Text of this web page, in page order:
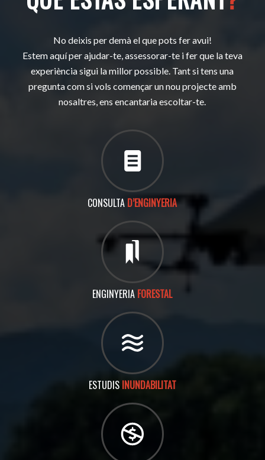
No deixis per demà el que pots fer avui!
Estem aquí per ajudar-te, assessorar-te i fer que la teva
experiència sigui la millor possible. Tant si tens una
pregunta com si vols començar un nou projecte amb
nosaltres, ens encantaria escoltar-te.
CONSULTA D’ENGINYERIA
ENGINYERIA FORESTAL
ESTUDIS INUNDABILITAT